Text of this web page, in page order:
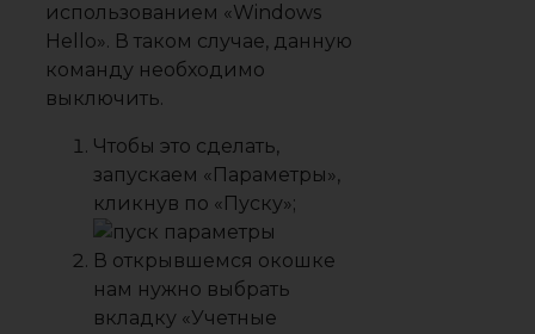
использованием «Windows
Hello». В таком случае, данную
команду необходимо
выключить.
Чтобы это сделать,
запускаем «Параметры»,
кликнув по «Пуску»;
В открывшемся окошке
нам нужно выбрать
вкладку «Учетные